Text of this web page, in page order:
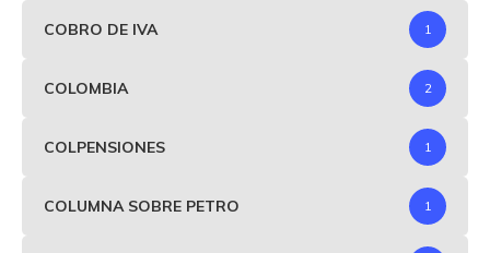
COBRO DE IVA 1
COLOMBIA 2
COLPENSIONES 1
COLUMNA SOBRE PETRO 1